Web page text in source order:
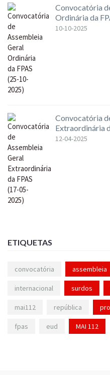
Convocatória
Ordinária da
10-10-2025
Convocatória
Extraordinária
12-04-2025
ETIQUETAS
convocatória assembleia
internacional surdos
mai112 república
fpas eud MAI 112